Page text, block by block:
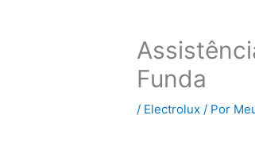
Funda
/ Electrolux / Por